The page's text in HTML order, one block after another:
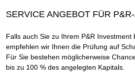
SERVICE ANGEBOT FÜR
Falls auch Sie zu Ihrem P&R Investment
empfehlen wir Ihnen die Prüfung auf
Für Sie bestehen möglicherweise
bis zu 100 % des angelegten Kapitals.